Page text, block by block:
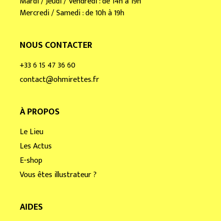
Mercredi / Samedi : de 10h à 19h
NOUS CONTACTER
+33 6 15 47 36 60
contact@ohmirettes.fr
À PROPOS
Le Lieu
Les Actus
E-shop
Vous êtes illustrateur ?
AIDES